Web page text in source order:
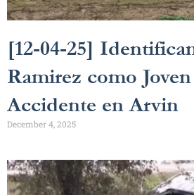
[12-04-25]
Ramirez como
Accidente en Arvin
December 4, 2025